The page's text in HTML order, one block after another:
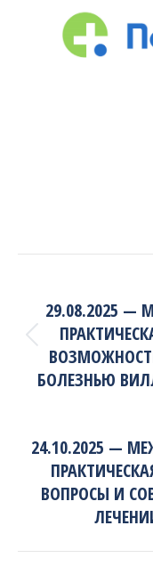
29.08.2025 —
БОЛЕЗНЬЮ
24.10.2025 —
ВОПРОСЫ И